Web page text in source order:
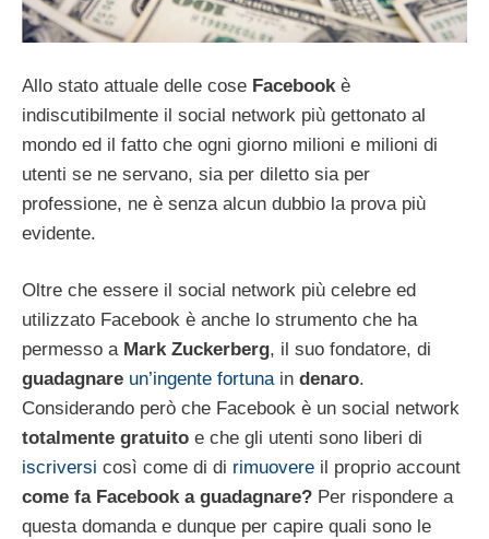
Allo stato attuale delle cose Facebook è
indiscutibilmente il social network più gettonato al
mondo ed il fatto che ogni giorno milioni e milioni di
utenti se ne servano, sia per diletto sia per
professione, ne è senza alcun dubbio la prova più
evidente.
Oltre che essere il social network più celebre ed
utilizzato Facebook è anche lo strumento che ha
permesso a Mark Zuckerberg, il suo fondatore, di
guadagnare un’ingente fortunain denaro.
Considerando però che Facebook è un social network
totalmente gratuito e che gli utenti sono liberi di
iscriversi così come di di rimuovere il proprio account
come fa Facebook a guadagnare? Per rispondere a
questa domanda e dunque per capire quali sono le